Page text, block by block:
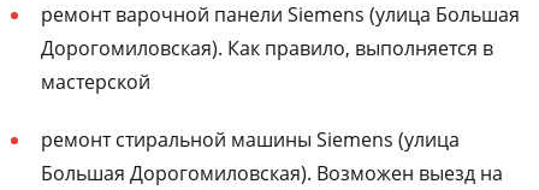
ремонт варочной панели Siemens (улица Большая
Дорогомиловская). Как правило, выполняется в
мастерской
ремонт стиральной машины Siemens (улица
Большая Дорогомиловская). Возможен выезд на